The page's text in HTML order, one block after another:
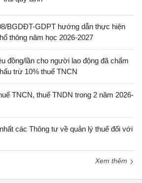
BGDĐT-GDPT hướng dẫn thực hiện
thông năm học 2026-2027
đồng/lần cho người lao động đã chấm
trừ 10% thuế TNCN
TNCN, thuế TNDN trong 2 năm 2026-
các Thông tư về quản lý thuế đối với
Xem thêm